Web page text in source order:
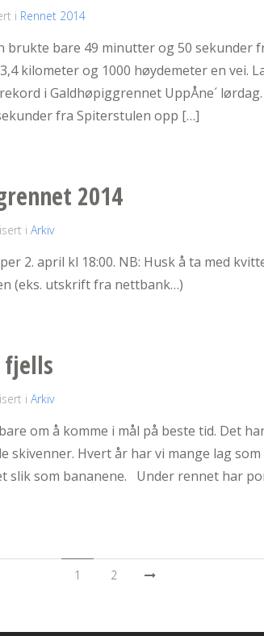
i Rennet 2014
brukte bare 49 minutter og 50 sekunder
kilometer og 1000 høydemeter en vei.
i Galdhøpiggrennet UppÅne´
fra Spiterstulen opp […]
2014
i Arkiv
2. april kl 18:00. NB: Husk å ta med
(eks. utskrift fra nettbank…)
fjells
i Arkiv
om å komme i mål på beste tid. Det
skivenner. Hvert år har vi mange lag
slik som bananene. Under rennet har
1 2